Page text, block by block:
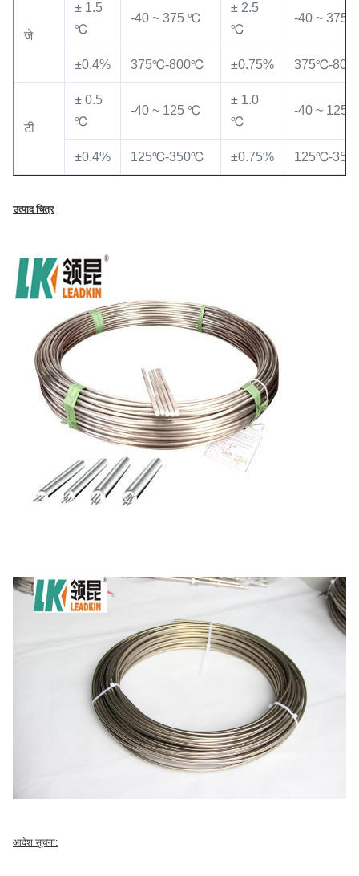
जे
± 1.5
℃
-40 ~ 375 ℃
± 2.5
℃
-40 ~ 375
±0.4% 375℃-800℃ ±0.75% 375℃-
टी
± 0.5
℃
-40 ~ 125 ℃
± 1.0
℃
-40 ~ 125
±0.4% 125℃-350℃ ±0.75% 125℃-
उत्पाद चित्र
आदेश सूचना: